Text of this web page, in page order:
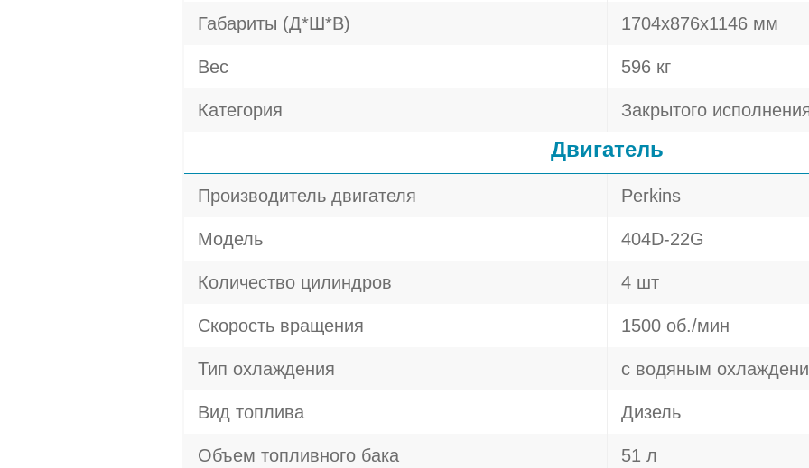
Габариты (Д*Ш*В) 1704x876x1146 мм
Вес 596 кг
Категория Закрытого
Двигатель
Производитель двигателя Perkins
Модель 404D-22G
Количество цилиндров 4 шт
Скорость вращения 1500 об./мин
Тип охлаждения с водяным
Вид топлива Дизель
Объем топливного бака 51 л